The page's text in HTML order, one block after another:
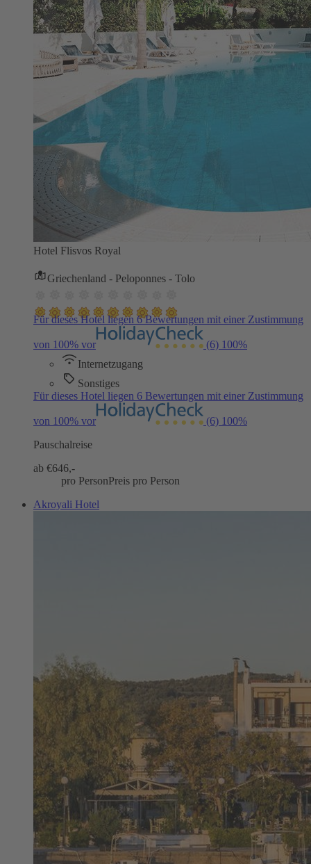
Hotel Flisvos Royal
Griechenland - Peloponnes - Tolo
Für dieses Hotel liegen 6 Bewertungen mit einer Zustimmung
von 100% vor (6) 100%
Internetzugang
Sonstiges
Für dieses Hotel liegen 6 Bewertungen mit einer Zustimmung
von 100% vor (6) 100%
Pauschalreise
ab €646,-
pro PersonPreis pro Person
Akroyali Hotel